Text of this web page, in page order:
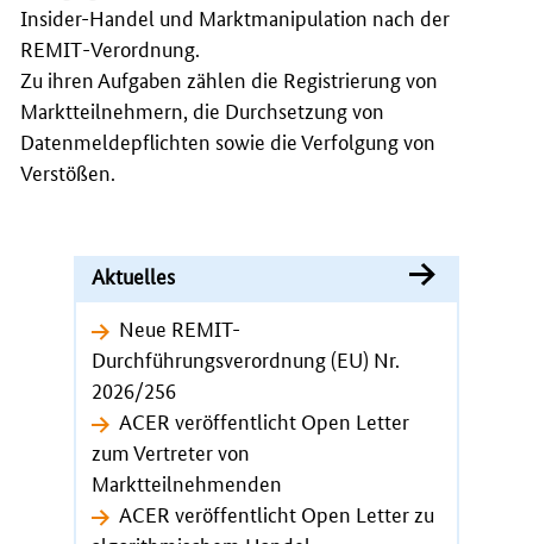
Insider-Handel und Marktmanipulation nach der
REMIT-Verordnung.
Zu ihren Aufgaben zählen die Registrierung von
Marktteilnehmern, die Durchsetzung von
Datenmeldepflichten sowie die Verfolgung von
Verstößen.
Aktuelles
Neue REMIT-
Durchführungsverordnung (EU) Nr.
2026/256
ACER veröffentlicht Open Letter
zum Vertreter von
Marktteilnehmenden
ACER veröffentlicht Open Letter zu